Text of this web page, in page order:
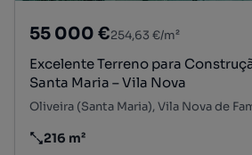
55 000 €254,63 €/m²
Excelente Terreno para
Santa Maria – Vila Nova
Oliveira (Santa Maria), Vila Nova de
Preço por metro quadrado
216 m²